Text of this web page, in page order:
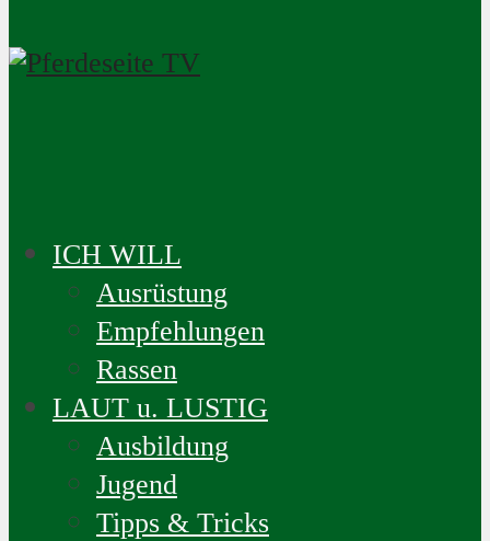
ICH WILL
Ausrüstung
Empfehlungen
Rassen
LAUT u. LUSTIG
Ausbildung
Jugend
Tipps & Tricks